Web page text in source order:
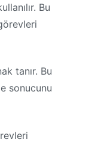
Bu
tanır. Bu
sonucunu